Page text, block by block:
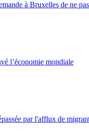
à Bruxelles de ne
l’économie mondiale
par l'afflux de